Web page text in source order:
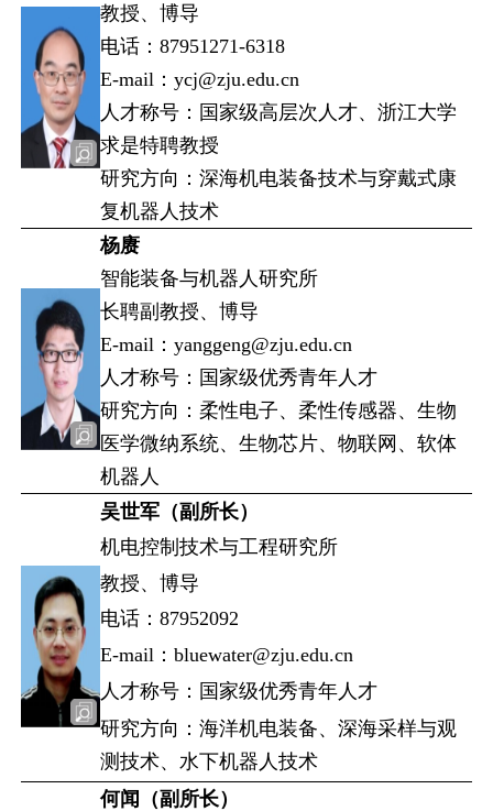
教授、博导
电话：87951271-6318
E-mail：ycj@zju.edu.cn
人才称号：国家级高层次人才、浙江大学
求是特聘教授
研究方向：深海机电装备技术与穿戴式康
复机器人技术
杨赓
智能装备与机器人研究所
长聘副教授、博导
E-mail：yanggeng@zju.edu.cn
人才称号：国家级优秀青年人才
研究方向：柔性电子、柔性传感器、生物
医学微纳系统、生物芯片、物联网、软体
机器人
吴世军（副所长）
机电控制技术与工程研究所
教授、博导
电话：87952092
E-mail：bluewater@zju.edu.cn
人才称号：国家级优秀青年人才
研究方向：海洋机电装备、深海采样与观
测技术、水下机器人技术
何闻（副所长）